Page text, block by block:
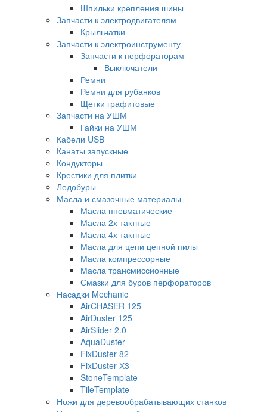
Шпильки крепления шины
Запчасти к электродвигателям
Крыльчатки
Запчасти к электроинструменту
Запчасти к перфораторам
Выключатели
Ремни
Ремни для рубанков
Щетки графитовые
Запчасти на УШМ
Гайки на УШМ
Кабели USB
Канаты запускные
Кондукторы
Крестики для плитки
Ледобуры
Масла и смазочные материалы
Масла пневматические
Масла 2х тактные
Масла 4х тактные
Масла для цепи цепной пилы
Масла компрессорные
Масла трансмиссионные
Смазки для буров перфораторов
Насадки Mechanic
AirCHASER 125
AirDuster 125
AirSlider 2.0
AquaDuster
FixDuster 82
FixDuster Х3
StoneTemplate
TileTemplate
Ножи для деревообрабатывающих станков